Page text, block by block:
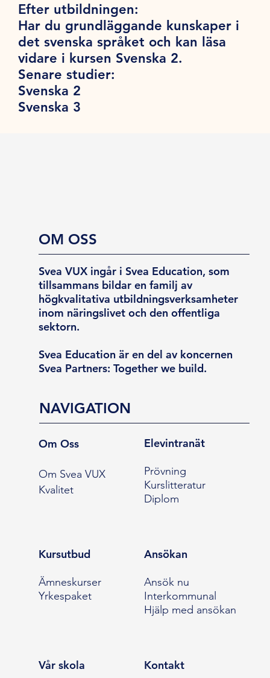
Efter utbildningen:
Har du grundläggande kunskaper i
det svenska språket och kan läsa
vidare i kursen Svenska 2.
Senare studier:
Svenska 2
Svenska 3
OM OSS
Svea VUX ingår i Svea Education, som
tillsammans bildar en familj av
högkvalitativa utbildningsverksamheter
inom näringslivet och den offentliga
sektorn.
Svea Education är en del av koncernen
Svea Partners: Together we build.
NAVIGATION
Om Oss
Om Svea VUX
Kvalitet
Elevintranät
Prövning
Kurslitteratur
Diplom
Kursutbud
Ämneskurser
Yrkespaket
Ansökan
Ansök nu
Interkommunal
Hjälp med ansökan
Vår skola Kontakt